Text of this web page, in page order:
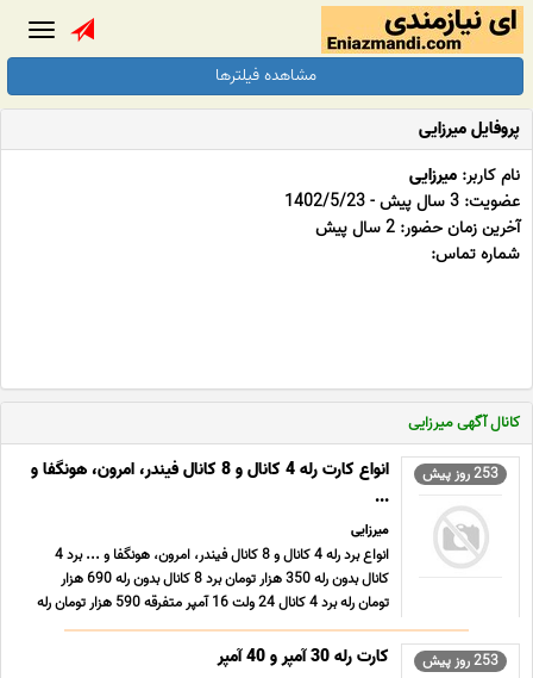
مشاهده فیلترها
پروفایل میرزایی
نام کاربر: میرزایی
عضویت: 3 سال پیش - 1402/5/23
آخرین زمان حضور: 2 سال پیش
شماره تماس:
کانال آگهی میرزایی
253 روز پیش
انواع کارت رله 4 کانال و 8 کانال فیندر، امرون، هونگفا و
...
میرزایی
انواع برد رله 4 کانال و 8 کانال فیندر، امرون، هونگفا و ... برد 4
کانال بدون رله 350 هزار تومان برد 8 کانال بدون رله 690 هزار
تومان رله برد 4 کانال 24 ولت 16 آمپر متفرقه 590 هزار تومان رله
24 ولت 16 آمپر فیندر 960 هزا ... ...
253 روز پیش کارت رله 30 آمپر و 40 آمپر